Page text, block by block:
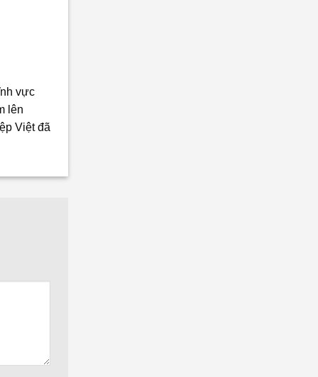
vực
lên
Việt đã